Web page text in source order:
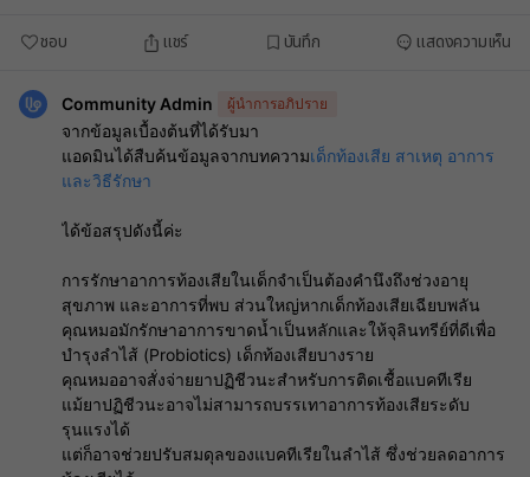
ชอบ แชร์ บันทึก แสดงความเห็น
Community Admin ผู้นำการอภิปราย
จากข้อมูลเบื้องต้นที่ได้รับมา
แอดมินได้สืบค้นข้อมูลจากบทความเด็กท้องเสีย สาเหตุ อาการ
และวิธีรักษา
ได้ข้อสรุปดังนี้ค่ะ
การรักษาอาการท้องเสียในเด็กจำเป็นต้องคำนึงถึงช่วงอายุ
สุขภาพ และอาการที่พบ ส่วนใหญ่หากเด็กท้องเสียเฉียบพลัน
คุณหมอมักรักษาอาการขาดน้ำเป็นหลักและให้จุลินทรีย์ที่ดีเพื่อ
บำรุงลำไส้ (Probiotics) เด็กท้องเสียบางราย
คุณหมออาจสั่งจ่ายยาปฏิชีวนะสำหรับการติดเชื้อแบคทีเรีย
แม้ยาปฏิชีวนะอาจไม่สามารถบรรเทาอาการท้องเสียระดับ
รุนแรงได้
แต่ก็อาจช่วยปรับสมดุลของแบคทีเรียในลำไส้ ซึ่งช่วยลดอาการ